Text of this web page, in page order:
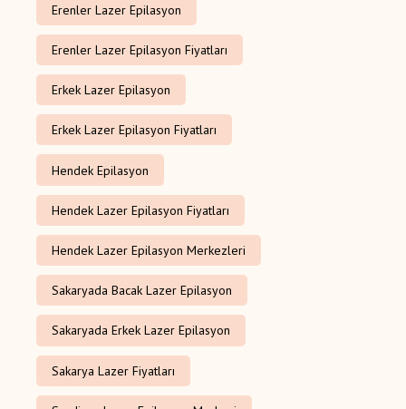
Erenler Lazer Epilasyon
Erenler Lazer Epilasyon Fiyatları
Erkek Lazer Epilasyon
Erkek Lazer Epilasyon Fiyatları
Hendek Epilasyon
Hendek Lazer Epilasyon Fiyatları
Hendek Lazer Epilasyon Merkezleri
Sakaryada Bacak Lazer Epilasyon
Sakaryada Erkek Lazer Epilasyon
Sakarya Lazer Fiyatları